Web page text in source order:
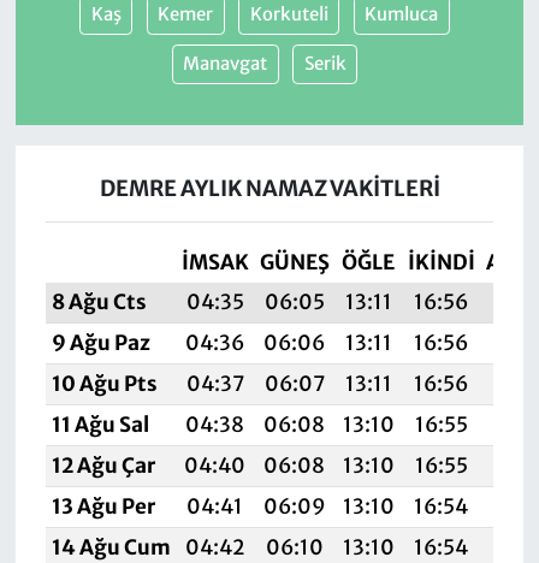
Kaş Kemer Korkuteli Kumluca
Manavgat Serik
DEMRE AYLIK NAMAZ VAKITLERI
İMSAK GÜNEŞ ÖĞLE İKINDI
8 Ağu Cts
04:35 06:05 13:11 16:56
9 Ağu Paz
04:36 06:06 13:11 16:56
10 Ağu Pts
04:37 06:07 13:11 16:56
11 Ağu Sal
04:38 06:08 13:10 16:55
12 Ağu Çar
04:40 06:08 13:10 16:55
13 Ağu Per
04:41 06:09 13:10 16:54
14 Ağu Cum
04:42 06:10 13:10 16:54